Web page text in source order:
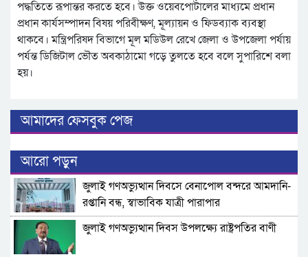
পদ্ধতিতে রূপান্তর করতে হবে। উক্ত ওয়েবপোর্টালের মাধ্যমে প্রধান
প্রধান কার্যসম্পাদন বিষয় পরিবীক্ষণ, মূল্যায়ন ও ফিডব্যাক ব্যবস্থা
থাকবে। মন্ত্রিপরিষদ বিভাগে মূল মডিউল রেখে জেলা ও উপজেলা পর্যায়
পর্যন্ত ডিজিটাল ভৌত অবকাঠামো গড়ে তুলতে হবে বলে সুপারিশে বলা
হয়।
আমাদের ফেসবুক পেজ
আরো পড়ুন
জুলাই গণঅভ্যুত্থান দিবসে বেনাপোল বন্দরে আমদানি-
রপ্তানি বন্ধ, স্বাভাবিক যাত্রী পারাপার
জুলাই গণঅভ্যুত্থান দিবস উপলক্ষ্যে রাষ্ট্রপতির বাণী